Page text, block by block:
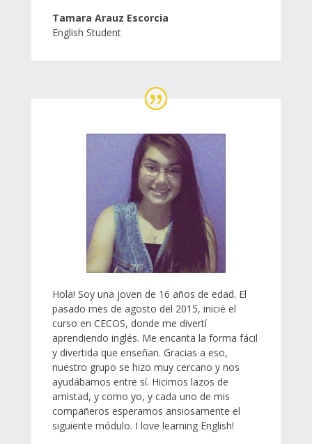
Tamara Arauz Escorcia
English Student
Hola! Soy una joven de 16 años de edad. El
pasado mes de agosto del 2015, inicié el
curso en CECOS, donde me divertí
aprendiendo inglés. Me encanta la forma fácil
y divertida que enseñan. Gracias a eso,
nuestro grupo se hizo muy cercano y nos
ayudábamos entre sí. Hicimos lazos de
amistad, y como yo, y cada uno de mis
compañeros esperamos ansiosamente el
siguiente módulo. I love learning English!